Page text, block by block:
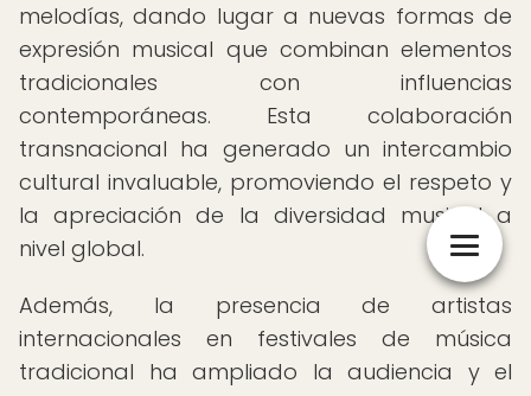
melodías, dando lugar a nuevas formas de
expresión musical que combinan elementos
tradicionales con influencias
contemporáneas. Esta colaboración
transnacional ha generado un intercambio
cultural invaluable, promoviendo el respeto y
la apreciación de la diversidad musical a
nivel global.
Además, la presencia de artistas
internacionales en festivales de música
tradicional ha ampliado la audiencia y el